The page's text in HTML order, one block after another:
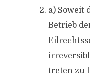
a) Soweit
Betrieb
treten zu